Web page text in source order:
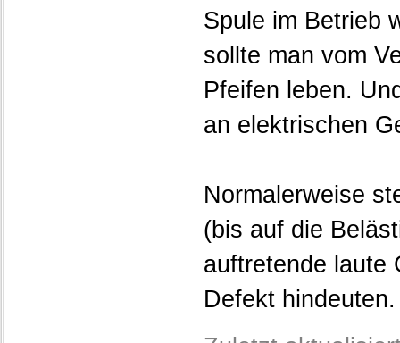
Spule im Betrieb
sollte man vom
Pfeifen leben.
an elektrischen
Normalerweise
(bis auf die
auftretende laute
Defekt hindeuten.